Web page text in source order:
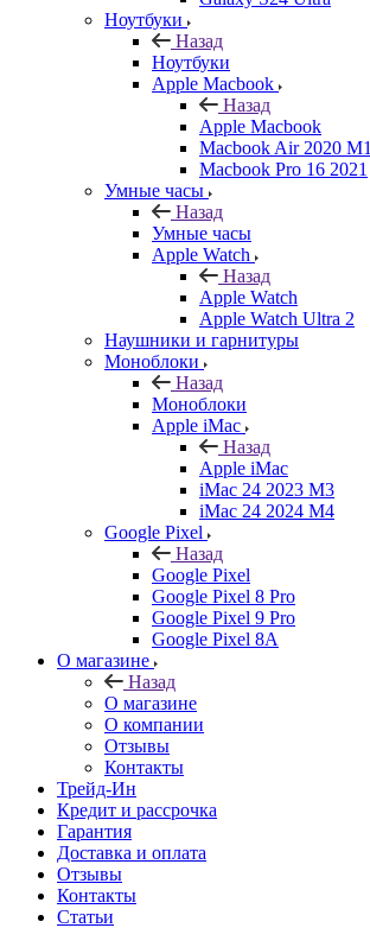
Ноутбуки
Назад
Ноутбуки
Apple Macbook
Назад
Apple Macbook
Macbook Air 2020 M1
Macbook Pro 16 2021
Умные часы
Назад
Умные часы
Apple Watch
Назад
Apple Watch
Apple Watch Ultra 2
Наушники и гарнитуры
Моноблоки
Назад
Моноблоки
Apple iMac
Назад
Apple iMac
iMac 24 2023 M3
iMac 24 2024 M4
Google Pixel
Назад
Google Pixel
Google Pixel 8 Pro
Google Pixel 9 Pro
Google Pixel 8A
О магазине
Назад
О магазине
О компании
Отзывы
Контакты
Трейд-Ин
Кредит и рассрочка
Гарантия
Доставка и оплата
Отзывы
Контакты
Статьи